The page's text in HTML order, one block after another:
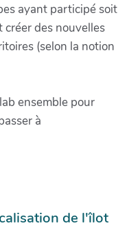
ayant participé soit
créer des nouvelles
(selon la notion
ensemble pour
à
de l'îlot